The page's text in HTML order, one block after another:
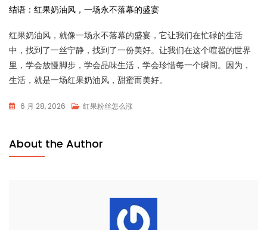
结语：红果奶油风，一场永不落幕的盛宴
红果奶油风，就像一场永不落幕的盛宴，它让我们在忙碌的生活
中，找到了一丝宁静，找到了一份美好。让我们在这个喧嚣的世界
里，学会放慢脚步，学会品味生活，学会珍惜每一个瞬间。因为，
生活，就是一场红果奶油风，甜蜜而美好。
6 月 28, 2026 红果粉丝怎么涨
About the Author